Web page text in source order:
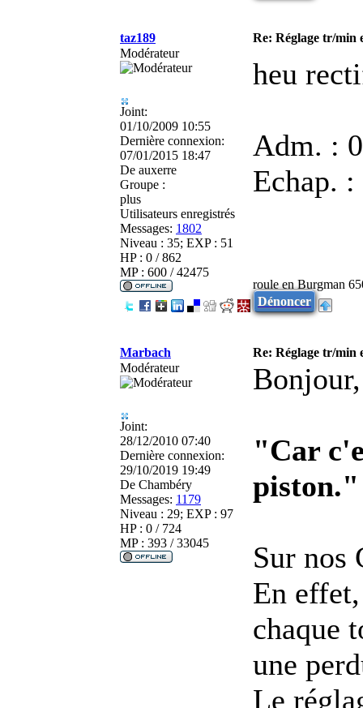
taz189
Re: Réglage tr/min
Modérateur
Joint:
01/10/2009 10:55
Dernière connexion:
07/01/2015 18:47
De auxerre
Groupe :
plus
Utilisateurs enregistrés
Messages: 1802
Niveau : 35; EXP : 51
HP : 0 / 862
MP : 600 / 42475
heu
Adm. :
Echap. :
roule en Burgman
Dénoncer
Marbach
Re: Réglage tr/min
Modérateur
Joint:
28/12/2010 07:40
Dernière connexion:
29/10/2019 19:49
De Chambéry
Messages: 1179
Niveau : 29; EXP : 97
HP : 0 / 724
MP : 393 / 33045
"Car
piston."
Sur nos
En
chaque
une
Le